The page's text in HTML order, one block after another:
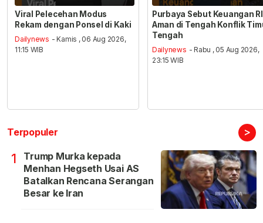
Viral Pelecehan Modus
Rekam dengan Ponsel di Kaki
Dailynews - Kamis , 06 Aug 2026,
11:15 WIB
Purbaya Sebut Keuangan RI
Aman di Tengah Konflik
Tengah
Dailynews - Rabu , 05 Aug 2026,
23:15 WIB
Terpopuler >
1
Trump Murka kepada
Menhan Hegseth Usai AS
Batalkan Rencana Serangan
Besar ke Iran